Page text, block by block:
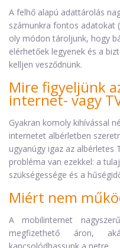
A felhő alapú adattárolás
számunkra fontos adatokat
oly módon tároljunk, hogy
elérhetőek legyenek és a
kelljen vesződnünk.
Mire figyeljünk
internet- vagy
Gyakran komoly kihívással
internetet albérletben
ugyanúgy igaz az albérletes
probléma van ezekkel: a
szükségessége és a
Miért nem
A mobilinternet
megfizethető áron,